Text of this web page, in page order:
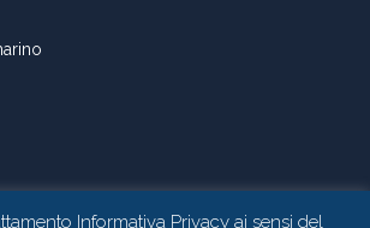
Informativa Privacy ai sensi del